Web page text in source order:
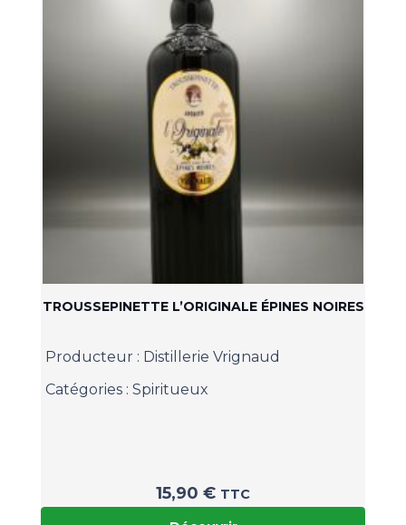
TROUSSEPINETTE L’ORIGINALE ÉPINES NOIRES
Producteur : Distillerie Vrignaud
Catégories : Spiritueux
15,90 € TTC